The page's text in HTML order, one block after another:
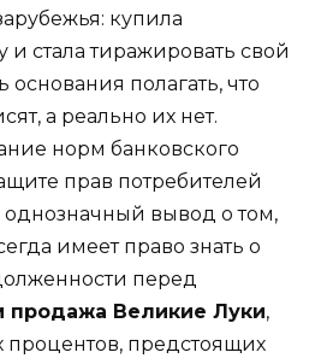
купила
стала тиражировать свой
основания полагать, что
а реально их нет.
норм банковского
прав потребителей
однозначный вывод о том,
имеет право знать о
перед
продажа Великие Луки,
предстоящих